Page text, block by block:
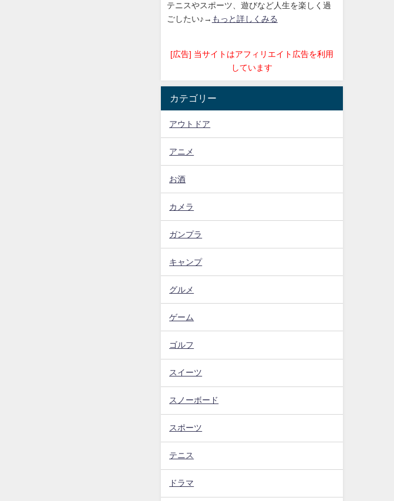
テニスやスポーツ、遊びなど人生を楽しく過
ごしたい♪→ もっと詳しくみる
[広告] 当サイトはアフィリエイト広告を利用
しています
カテゴリー
アウトドア
アニメ
お酒
カメラ
ガンプラ
キャンプ
グルメ
ゲーム
ゴルフ
スイーツ
スノーボード
スポーツ
テニス
ドラマ